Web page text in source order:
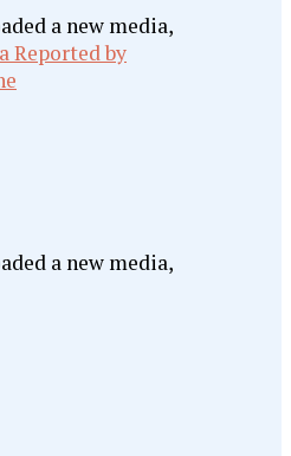
a new media,
Reported by
a new media,